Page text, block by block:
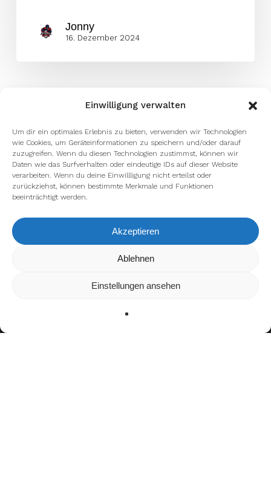
Einwilligung verwalten
Um dir ein optimales Erlebnis zu bieten, verwenden wir Technologien
wie Cookies, um Geräteinformationen zu speichern und/oder darauf
zuzugreifen. Wenn du diesen Technologien zustimmst, können wir
Daten wie das Surfverhalten oder eindeutige IDs auf dieser Website
verarbeiten. Wenn du deine Einwillligung nicht erteilst oder
zurückziehst, können bestimmte Merkmale und Funktionen
beeinträchtigt werden.
Akzeptieren
Ablehnen
Einstellungen ansehen
Jonny
16. Dezember 2024
Wir verwenden Cookies, um dir die bestmögliche Erfahrung auf
kannst du erfahren, welche Cookies wir
verwenden oder sie ausschalten.